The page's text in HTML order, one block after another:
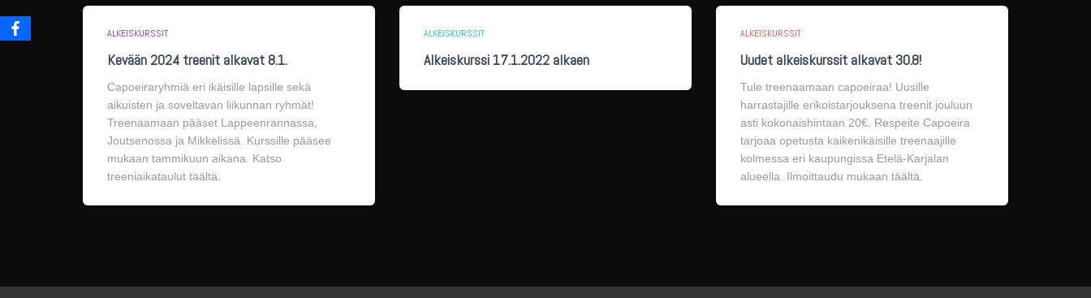
ALKEISKURSSIT
Kevään 2024 treenit alkavat 8.1.
Capoeiraryhmiä eri ikäisille lapsille sekä
aikuisten ja soveltavan liikunnan ryhmät!
Treenaamaan pääset Lappeenrannassa,
Joutsenossa ja Mikkelissä. Kurssille pääsee
mukaan tammikuun aikana. Katso
treeniaikataulut täältä.
ALKEISKURSSIT
Alkeiskurssi 17.1.2022 alkaen
ALKEISKURSSIT
Uudet alkeiskurssit alkavat 30.8!
Tule treenaamaan capoeiraa! Uusille
harrastajille erikoistarjouksena treenit jouluun
asti kokonaishintaan 20€. Respeite Capoeira
tarjoaa opetusta kaikenikäisille treenaajille
kolmessa eri kaupungissa Etelä-Karjalan
alueella. Ilmoittaudu mukaan täältä.